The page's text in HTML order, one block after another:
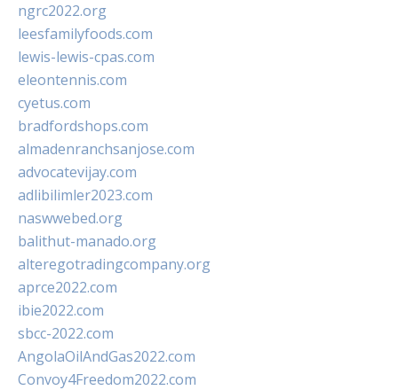
ngrc2022.org
leesfamilyfoods.com
lewis-lewis-cpas.com
eleontennis.com
cyetus.com
bradfordshops.com
almadenranchsanjose.com
advocatevijay.com
adlibilimler2023.com
naswwebed.org
balithut-manado.org
alteregotradingcompany.org
aprce2022.com
ibie2022.com
sbcc-2022.com
AngolaOilAndGas2022.com
Convoy4Freedom2022.com